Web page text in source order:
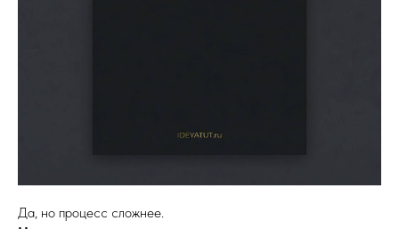
Да, но процесс сложнее.